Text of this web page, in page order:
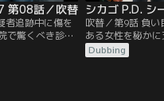
第08話／吹替
者追跡中に傷を
で驚くべき診断
端にして、失
みになり、事
シカゴ P.D. シ
吹替／第9話 負
ある女性を秘か
ったが、そのこ
しまう。
Dubbing